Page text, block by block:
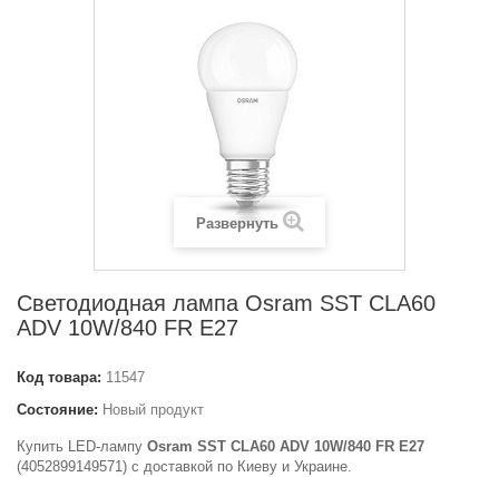
Развернуть
Светодиодная лампа Osram SST CLA60
ADV 10W/840 FR E27
Код товара: 11547
Состояние: Новый продукт
Купить LED-лампу Osram SST CLA60 ADV 10W/840 FR E27
(4052899149571) c доставкой по Киеву и Украине.